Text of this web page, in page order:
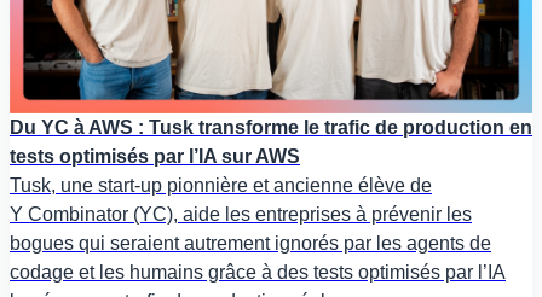
Du YC à AWS : Tusk transforme le trafic de production en
tests optimisés par l’IA sur AWS
Tusk, une start-up pionnière et ancienne élève de
Y Combinator (YC), aide les entreprises à prévenir les
bogues qui seraient autrement ignorés par les agents de
codage et les humains grâce à des tests optimisés par l’IA